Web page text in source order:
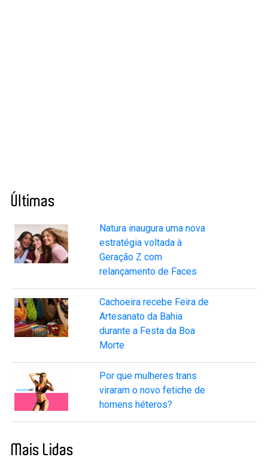
Últimas
Natura inaugura uma nova
estratégia voltada à
Geração Z com
relançamento de Faces
Cachoeira recebe Feira de
Artesanato da Bahia
durante a Festa da Boa
Morte
Por que mulheres trans
viraram o novo fetiche de
homens héteros?
Mais Lidas